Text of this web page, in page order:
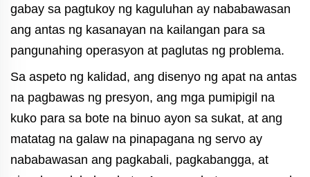
gabay sa pagtukoy ng kaguluhan ay nababawasan
ang antas ng kasanayan na kailangan para sa
pangunahing operasyon at paglutas ng problema.
Sa aspeto ng kalidad, ang disenyo ng apat na antas
na pagbawas ng presyon, ang mga pumipigil na
kuko para sa bote na binuo ayon sa sukat, at ang
matatag na galaw na pinapagana ng servo ay
nababawasan ang pagkabali, pagkabangga, at